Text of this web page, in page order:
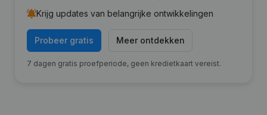
Krijg updates van belangrijke ontwikkelingen
Probeer gratis Meer ontdekken
7 dagen gratis proefperiode, geen kredietkaart vereist.